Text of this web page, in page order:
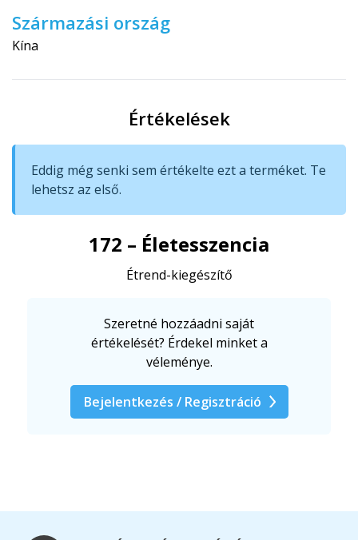
Származási ország
Kína
Értékelések
Eddig még senki sem értékelte ezt a terméket. Te
lehetsz az első.
172 – Életesszencia
Étrend-kiegészítő
Szeretné hozzáadni saját
értékelését? Érdekel minket a
véleménye.
Bejelentkezés / Regisztráció